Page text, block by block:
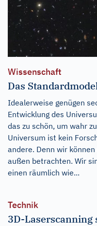
Wissenschaft
Das
Idealerweise genügen
Entwicklung des
das zu schön, um wahr
Universum ist kein
andere. Denn wir
außen betrachten. Wir
einen räumlich wie...
Technik
3D-